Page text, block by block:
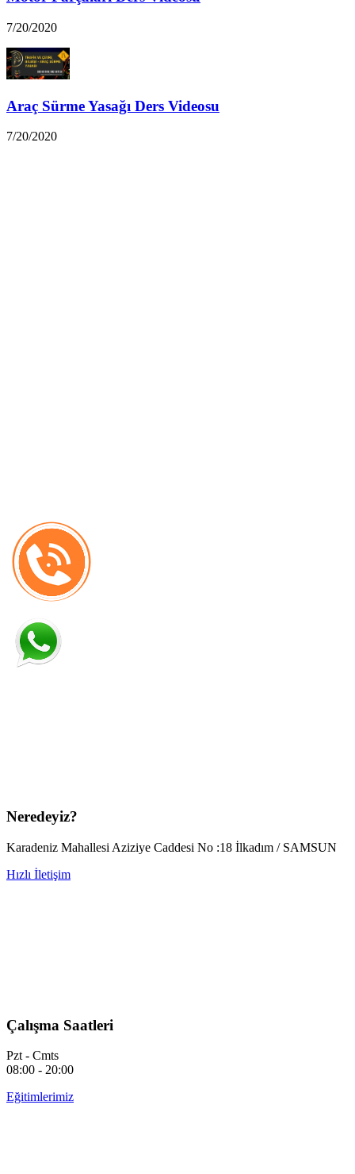
7/20/2020
Araç Sürme Yasağı Ders Videosu
7/20/2020
Neredeyiz?
Karadeniz Mahallesi Aziziye Caddesi No :18 İlkadım / SAMSUN
Hızlı İletişim
Çalışma Saatleri
Pzt - Cmts
08:00 - 20:00
Eğitimlerimiz